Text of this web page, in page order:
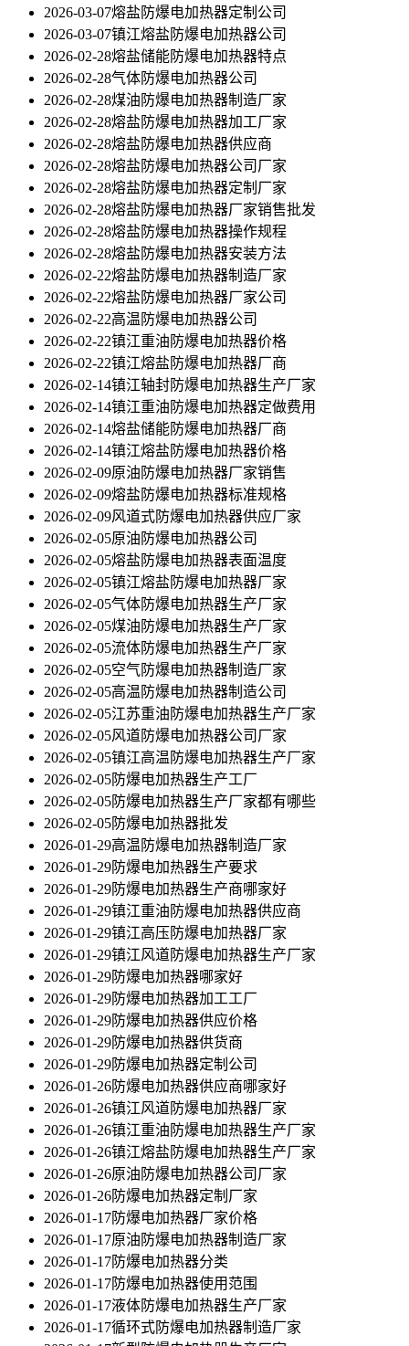
2026-03-07熔盐防爆电加热器定制公司
2026-03-07镇江熔盐防爆电加热器公司
2026-02-28熔盐储能防爆电加热器特点
2026-02-28气体防爆电加热器公司
2026-02-28煤油防爆电加热器制造厂家
2026-02-28熔盐防爆电加热器加工厂家
2026-02-28熔盐防爆电加热器供应商
2026-02-28熔盐防爆电加热器公司厂家
2026-02-28熔盐防爆电加热器定制厂家
2026-02-28熔盐防爆电加热器厂家销售批发
2026-02-28熔盐防爆电加热器操作规程
2026-02-28熔盐防爆电加热器安装方法
2026-02-22熔盐防爆电加热器制造厂家
2026-02-22熔盐防爆电加热器厂家公司
2026-02-22高温防爆电加热器公司
2026-02-22镇江重油防爆电加热器价格
2026-02-22镇江熔盐防爆电加热器厂商
2026-02-14镇江轴封防爆电加热器生产厂家
2026-02-14镇江重油防爆电加热器定做费用
2026-02-14熔盐储能防爆电加热器厂商
2026-02-14镇江熔盐防爆电加热器价格
2026-02-09原油防爆电加热器厂家销售
2026-02-09熔盐防爆电加热器标准规格
2026-02-09风道式防爆电加热器供应厂家
2026-02-05原油防爆电加热器公司
2026-02-05熔盐防爆电加热器表面温度
2026-02-05镇江熔盐防爆电加热器厂家
2026-02-05气体防爆电加热器生产厂家
2026-02-05煤油防爆电加热器生产厂家
2026-02-05流体防爆电加热器生产厂家
2026-02-05空气防爆电加热器制造厂家
2026-02-05高温防爆电加热器制造公司
2026-02-05江苏重油防爆电加热器生产厂家
2026-02-05风道防爆电加热器公司厂家
2026-02-05镇江高温防爆电加热器生产厂家
2026-02-05防爆电加热器生产工厂
2026-02-05防爆电加热器生产厂家都有哪些
2026-02-05防爆电加热器批发
2026-01-29高温防爆电加热器制造厂家
2026-01-29防爆电加热器生产要求
2026-01-29防爆电加热器生产商哪家好
2026-01-29镇江重油防爆电加热器供应商
2026-01-29镇江高压防爆电加热器厂家
2026-01-29镇江风道防爆电加热器生产厂家
2026-01-29防爆电加热器哪家好
2026-01-29防爆电加热器加工工厂
2026-01-29防爆电加热器供应价格
2026-01-29防爆电加热器供货商
2026-01-29防爆电加热器定制公司
2026-01-26防爆电加热器供应商哪家好
2026-01-26镇江风道防爆电加热器厂家
2026-01-26镇江重油防爆电加热器生产厂家
2026-01-26镇江熔盐防爆电加热器生产厂家
2026-01-26原油防爆电加热器公司厂家
2026-01-26防爆电加热器定制厂家
2026-01-17防爆电加热器厂家价格
2026-01-17原油防爆电加热器制造厂家
2026-01-17防爆电加热器分类
2026-01-17防爆电加热器使用范围
2026-01-17液体防爆电加热器生产厂家
2026-01-17循环式防爆电加热器制造厂家